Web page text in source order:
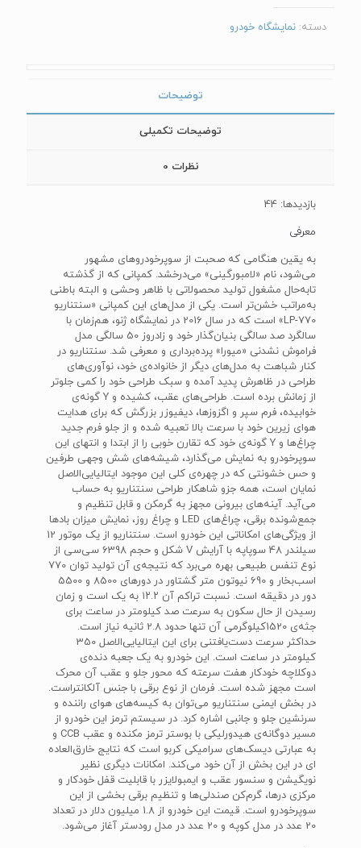
دسته: نمایشگاه خودرو
توضیحات
توضیحات تکمیلی
نظرات 0
بازدیدها: 44
معرفی
به یقین هنگامی که صحبت از سوپرخودروهای مشهور
می‌شود، نام «لامبورگینی» می‌درخشد. کمپانی‌ که از گذشته
تابه‌حال مشغول تولید محصولاتی با ظاهر وحشی و البته باطنی
به‌مراتب خشن‌تر است. یکی از مدل‌های این کمپانی «سنتناریو‌
LP-770‌» است که در سال 2016 در نمایشگاه ژنو، هم‌زمان با
سالگرد صد سالگی بنیان‌گذار خود و زادروز 50 سالگی مدل
فراموش نشدنی «میورا» پرده‌برداری و معرفی شد. سنتناریو در
کنار شباهت به مدل‌های دیگر از خانواده‌ی خود، نوآوری‌های
طراحی در ظاهرش پدید آمده و سبک طراحی خود را کمی جلوتر
از زمانش برده است. طراحی‌های عقب، کشیده و ‌Y‌ گونه‌ی
خوابیده، فرم سپر و اگزوزها، دیفیوزر بزرگش که برای هدایت
هوای زیرین خود با سرعت بالا تعبیه شده و از جلو فرم جدید
چراغ‌ها و‌ Y‌ گونه‌ی خود که تقارن خوبی را از ابتدا و انتهای این
سوپرخودرو به نمایش می‌گذارد، شیشه‌های شش وجهی طرفین
و حس خشونتی که در چهره‌ی کلی این موجود ایتالیایی‌الاصل
نمایان است، همه جزو شاهکار طراحی سنتناریو به حساب
می‌آید. آینه‌های بیرونی مجهز به گرمکن و قابل تنظیم و
جمع‌شونده برقی، چراغ‌های‌ LED‌ و چراغ روز، نمایش میزان بادها
از ویژگی‌های امکاناتی این خودرو است. سنتناریو از یک موتور 12
سیلندر 48 سوپاپه با آرایش‌ V شکل و حجم 6398 سی‌سی از
نوع تنفس طبیعی بهره می‌برد که نتیجه‌ی آن تولید توان 770
اسب‌بخار و 690 نیوتون متر گشتاور در دور‌های 8500 و 5500
دور در دقیقه است. نسبت تراکم آن ۱۲.۲‌ به یک است و زمان
رسیدن از حال سکون به سرعت صد کیلومتر در ساعت برای
جثه‌ی 1520کیلوگرمی آن تنها حدود 2.8 ثانیه نیاز است.
حداکثر سرعت دست‌یافتنی برای این ایتالیایی‌الاصل 350
کیلومتر در ساعت است. این خودرو به یک جعبه دنده‌ی
دوکلاچه خودکار هفت سرعته که محور جلو و عقب آن محرک
است مجهز شده است. فرمان از نوع برقی با جنس آلکانتراست.
در بخش ایمنی سنتناریو می‌توان به کیسه‌های هوای راننده و
سرنشین جلو و جانبی اشاره کرد. در سیستم ترمز این خودرو از
مسیر دوگانه‌ی هیدورلیکی با بوستر ترمز مکنده و عقب‌ CCB‌ و
به عبارتی دیسک‌های سرامیکی کربو است که نتایج خارق‌العاده
ای در این بخش از آن خود می‌کند. امکانات دیگری نظیر
نویگیشن و سنسور عقب و ایمبولایزر با قابلیت قفل خودکار و
مرکزی درها، گرم‌کن صندلی‌ها و تنظیم برقی بخشی از این
سوپرخودرو است. قیمت این خودرو از 1.8 میلیون دلار در تعداد
20 عدد در مدل کوپه و 20 عدد در مدل رودستر آغاز می‌شود.